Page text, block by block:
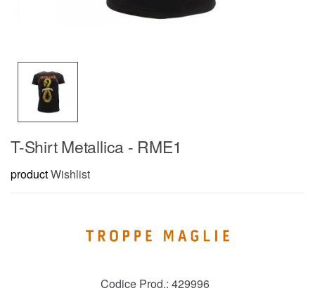
T-Shirt Metallica - RME1
productWishlist
Codice Prod.: 429996